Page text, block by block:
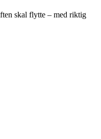
skal flytte – med riktig